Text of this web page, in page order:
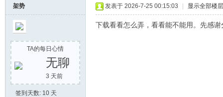
架势
TA的每日心情
无聊
3 天前
签到天数: 10 天
发表于 2026-7-25 00:15:03 显示全部楼层
下载看看怎么弄，看看能不能用。先感